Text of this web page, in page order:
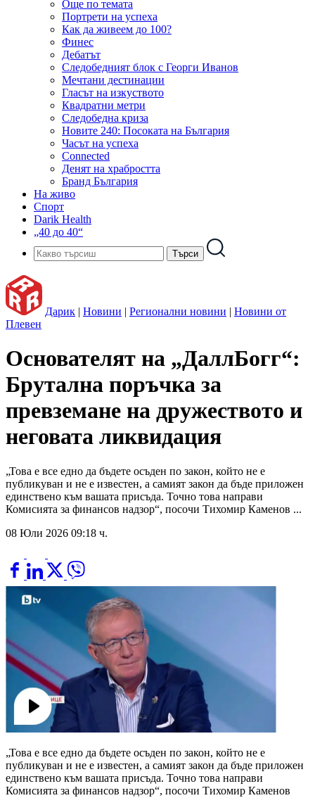
Още по темата
Портрети на успеха
Как да живеем до 100?
Финес
Дебатът
Следобедният блок с Георги Иванов
Мечтани дестинации
Гласът на изкуството
Квадратни метри
Следобедна криза
Новите 240: Посоката на България
Часът на успеха
Connected
Денят на храбростта
Бранд България
На живо
Спорт
Darik Health
„40 до 40“
Дарик | Новини | Регионални новини | Новини от
Плевен
Основателят на „ДаллБогг“:
Брутална поръчка за
превземане на дружеството и
неговата ликвидация
„Това е все едно да бъдете осъден по закон, който не е
публикуван и не е известен, а самият закон да бъде приложен
единствено към вашата присъда. Точно това направи
Комисията за финансов надзор“, посочи Тихомир Каменов ...
08 Юли 2026 09:18 ч.
„Това е все едно да бъдете осъден по закон, който не е
публикуван и не е известен, а самият закон да бъде приложен
единствено към вашата присъда. Точно това направи
Комисията за финансов надзор“, посочи Тихомир Каменов